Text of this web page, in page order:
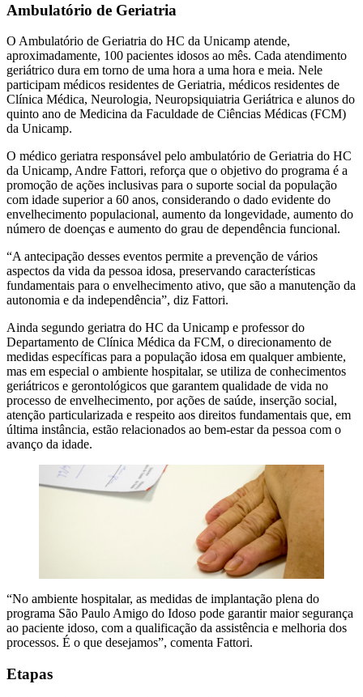
Ambulatório de Geriatria
O Ambulatório de Geriatria do HC da Unicamp atende,
aproximadamente, 100 pacientes idosos ao mês. Cada atendimento
geriátrico dura em torno de uma hora a uma hora e meia. Nele
participam médicos residentes de Geriatria, médicos residentes de
Clínica Médica, Neurologia, Neuropsiquiatria Geriátrica e alunos do
quinto ano de Medicina da Faculdade de Ciências Médicas (FCM)
da Unicamp.
O médico geriatra responsável pelo ambulatório de Geriatria do HC
da Unicamp, Andre Fattori, reforça que o objetivo do programa é a
promoção de ações inclusivas para o suporte social da população
com idade superior a 60 anos, considerando o dado evidente do
envelhecimento populacional, aumento da longevidade, aumento do
número de doenças e aumento do grau de dependência funcional.
“A antecipação desses eventos permite a prevenção de vários
aspectos da vida da pessoa idosa, preservando características
fundamentais para o envelhecimento ativo, que são a manutenção da
autonomia e da independência”, diz Fattori.
Ainda segundo geriatra do HC da Unicamp e professor do
Departamento de Clínica Médica da FCM, o direcionamento de
medidas específicas para a população idosa em qualquer ambiente,
mas em especial o ambiente hospitalar, se utiliza de conhecimentos
geriátricos e gerontológicos que garantem qualidade de vida no
processo de envelhecimento, por ações de saúde, inserção social,
atenção particularizada e respeito aos direitos fundamentais que, em
última instância, estão relacionados ao bem-estar da pessoa com o
avanço da idade.
“No ambiente hospitalar, as medidas de implantação plena do
programa São Paulo Amigo do Idoso pode garantir maior segurança
ao paciente idoso, com a qualificação da assistência e melhoria dos
processos. É o que desejamos”, comenta Fattori.
Etapas